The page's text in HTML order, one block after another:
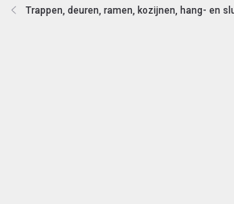
Trappen, deuren, ramen, kozijnen, hang- en